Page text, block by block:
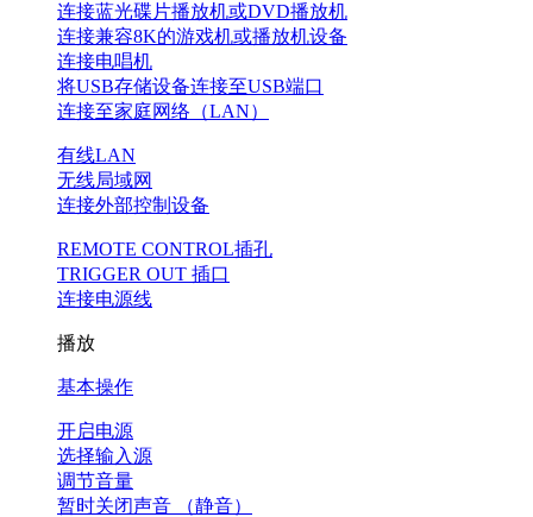
连接蓝光碟片播放机或DVD播放机
连接兼容8K的游戏机或播放机设备
连接电唱机
将USB存储设备连接至USB端口
连接至家庭网络（LAN）
有线LAN
无线局域网
连接外部控制设备
REMOTE CONTROL插孔
TRIGGER OUT 插口
连接电源线
播放
基本操作
开启电源
选择输入源
调节音量
暂时关闭声音 （静音）